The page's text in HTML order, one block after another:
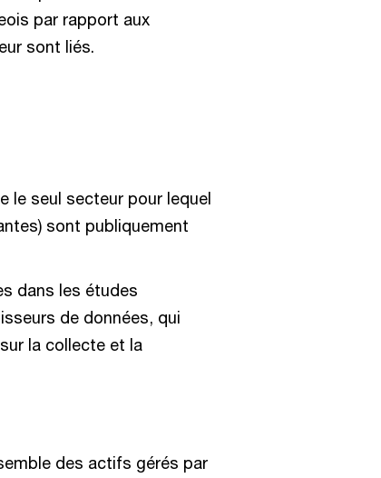
par rapport aux
sont liés.
le seul secteur pour lequel
sont publiquement
dans les études
de données, qui
la collecte et la
des actifs gérés par